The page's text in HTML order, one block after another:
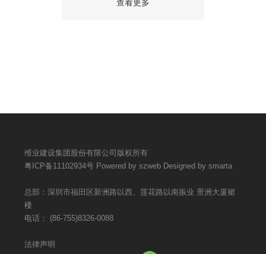
查看更多
维业建设集团股份有限公司版权所有
粤ICP备11102934号 Powered by szweb Designed by smarta
总部：深圳市福田区新洲路以西、莲花路以南振业 景洲大厦裙
楼
电话：
(86-755)8326-0088
法律声明